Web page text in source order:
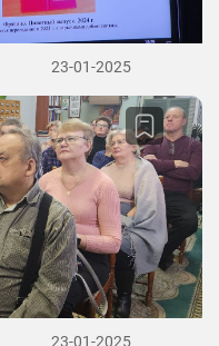
23-01-2025
23-01-2025